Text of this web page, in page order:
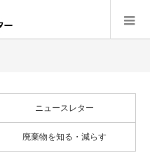
ニュースレター
廃棄物を知る・減らす